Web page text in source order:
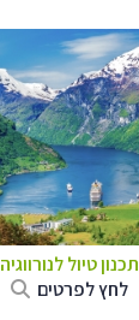
תכנון טיול לנורווגיה
לחץ לפרטים